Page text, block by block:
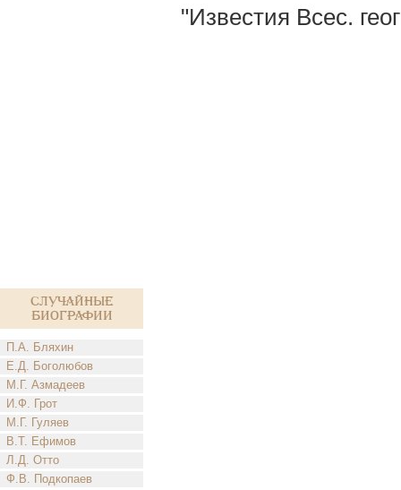
Случайные
биографии
П.А. Бляхин
Е.Д. Боголюбов
М.Г. Азмадеев
И.Ф. Грот
М.Г. Гуляев
В.Т. Ефимов
Л.Д. Отто
Ф.В. Подкопаев
"Известия Всес.